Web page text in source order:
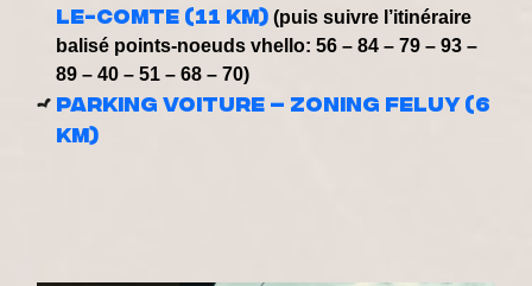
le-Comte (11 km)(puis suivre l’itinéraire
balisé points-noeuds vhello: 56 – 84 – 79 – 93 –
89 – 40 – 51 – 68 – 70)
Parking voiture – Zoning Feluy (6
km)